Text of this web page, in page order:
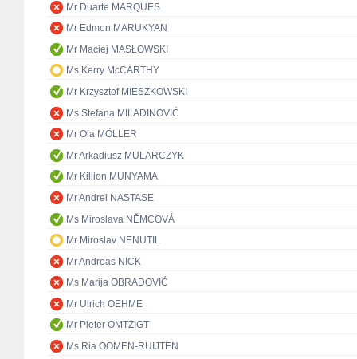
Mr Duarte MARQUES
Mr Edmon MARUKYAN
Mr Maciej MASŁOWSKI
Ms Kerry McCARTHY
Mr Krzysztof MIESZKOWSKI
Ms Stefana MILADINOVIĆ
Mr Ola MÖLLER
Mr Arkadiusz MULARCZYK
Mr Killion MUNYAMA
Mr Andrei NASTASE
Ms Miroslava NĚMCOVÁ
Mr Miroslav NENUTIL
Mr Andreas NICK
Ms Marija OBRADOVIĆ
Mr Ulrich OEHME
Mr Pieter OMTZIGT
Ms Ria OOMEN-RUIJTEN